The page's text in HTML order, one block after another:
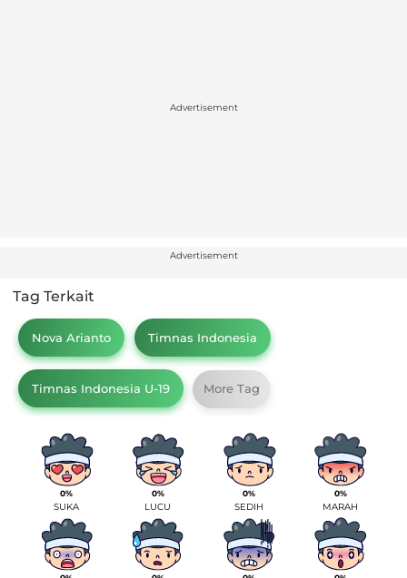
Advertisement
Advertisement
Tag Terkait
Nova Arianto Timnas Indonesia
Timnas Indonesia U-19 More Tag
0%
SUKA
0%
LUCU
0%
SEDIH
0%
MARAH